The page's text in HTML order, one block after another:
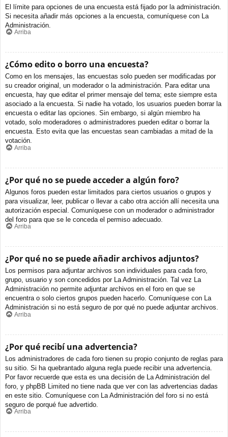
El límite para opciones de una encuesta está fijado por la administración.
Si necesita añadir más opciones a la encuesta, comuníquese con La
Administración.
Arriba
¿Cómo edito o borro una encuesta?
Como en los mensajes, las encuestas solo pueden ser modificadas por
su creador original, un moderador o la administración. Para editar una
encuesta, hay que editar el primer mensaje del tema; este siempre esta
asociado a la encuesta. Si nadie ha votado, los usuarios pueden borrar la
encuesta o editar las opciones. Sin embargo, si algún miembro ha
votado, solo moderadores o administradores pueden editar o borrar la
encuesta. Esto evita que las encuestas sean cambiadas a mitad de la
votación.
Arriba
¿Por qué no se puede acceder a algún foro?
Algunos foros pueden estar limitados para ciertos usuarios o grupos y
para visualizar, leer, publicar o llevar a cabo otra acción allí necesita una
autorización especial. Comuníquese con un moderador o administrador
del foro para que se le conceda el permiso adecuado.
Arriba
¿Por qué no se puede añadir archivos adjuntos?
Los permisos para adjuntar archivos son individuales para cada foro,
grupo, usuario y son concedidos por La Administración. Tal vez La
Administración no permite adjuntar archivos en el foro en que se
encuentra o solo ciertos grupos pueden hacerlo. Comuníquese con La
Administración si no está seguro de por qué no puede adjuntar archivos.
Arriba
¿Por qué recibí una advertencia?
Los administradores de cada foro tienen su propio conjunto de reglas para
su sitio. Si ha quebrantado alguna regla puede recibir una advertencia.
Por favor recuerde que esta es una decisión de La Administración del
foro, y phpBB Limited no tiene nada que ver con las advertencias dadas
en este sitio. Comuníquese con La Administración del foro si no está
seguro de porqué fue advertido.
Arriba